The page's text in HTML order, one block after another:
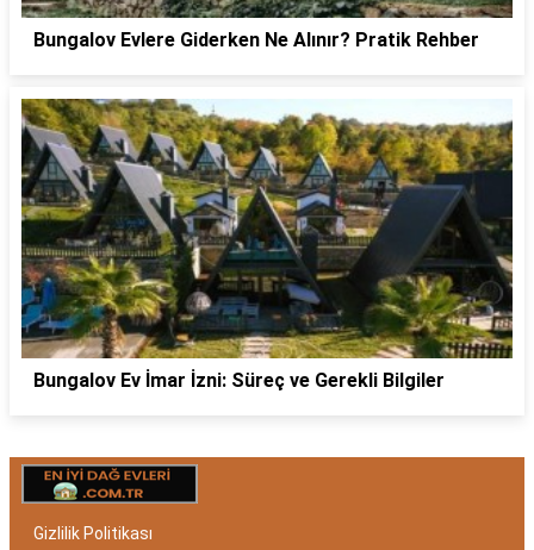
Bungalov Evlere Giderken Ne Alınır? Pratik Rehber
Bungalov Ev İmar İzni: Süreç ve Gerekli Bilgiler
Gizlilik Politikası